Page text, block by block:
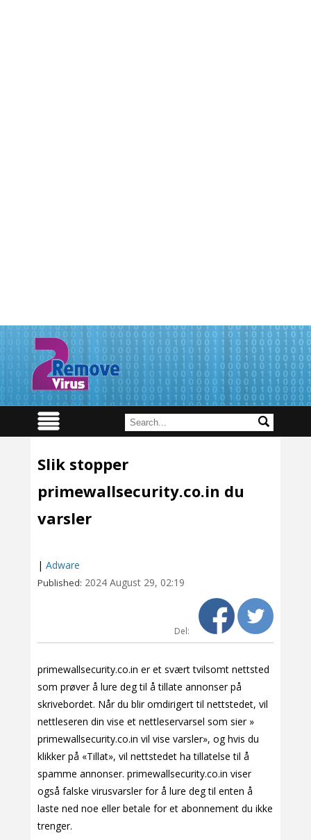
Slik stopper
primewallsecurity.co.in du
varsler
| Adware
Published: 2024 August 29, 02:19
Del:
primewallsecurity.co.in er et svært tvilsomt nettsted
som prøver å lure deg til å tillate annonser på
skrivebordet. Når du blir omdirigert til nettstedet, vil
nettleseren din vise et nettleservarsel som sier »
primewallsecurity.co.in vil vise varsler», og hvis du
klikker på «Tillat», vil nettstedet ha tillatelse til å
spamme annonser. primewallsecurity.co.in viser
også falske virusvarsler for å lure deg til enten å
laste ned noe eller betale for et abonnement du ikke
trenger.